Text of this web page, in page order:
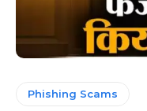
Phishing Scams